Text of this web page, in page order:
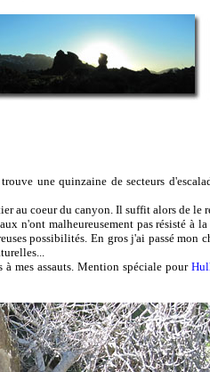
une quinzaine de secteurs
au coeur du canyon. Il suffit alors de le
n'ont malheureusement pas résisté à
possibilités. En gros j'ai passé mon
mes assauts. Mention spéciale pour